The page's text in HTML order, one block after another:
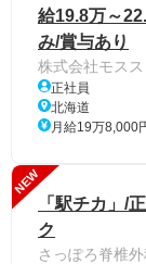
給19.8万～
み/賞与あり
株式会社モス
正社員
北海道
月給19万8,000
NEW
「駅チカ」/
ク
さっぽろ脊椎